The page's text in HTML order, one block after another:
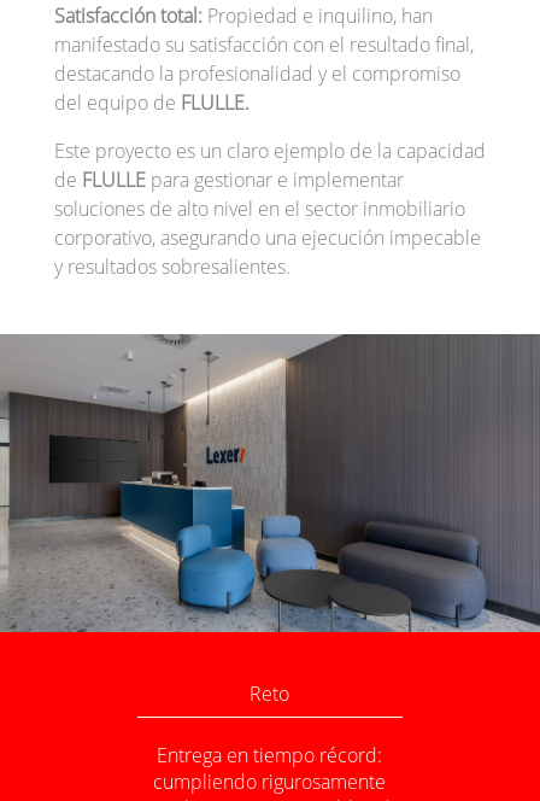
Satisfacción total: Propiedad e inquilino, han
manifestado su satisfacción con el resultado final,
destacando la profesionalidad y el compromiso
del equipo de FLULLE.
Este proyecto es un claro ejemplo de la capacidad
de FLULLEpara gestionar e implementar
soluciones de alto nivel en el sector inmobiliario
corporativo, asegurando una ejecución impecable
y resultados sobresalientes.
Reto
Entrega en tiempo récord:
cumpliendo rigurosamente